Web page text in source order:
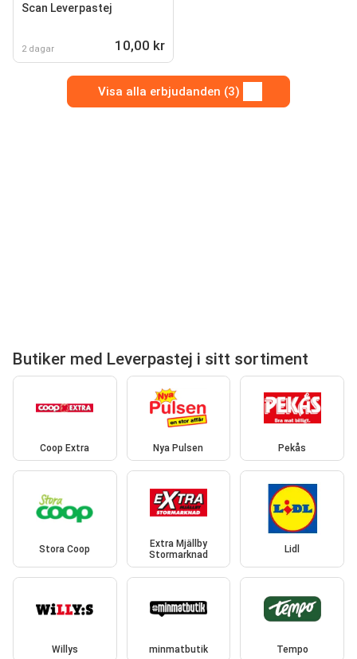
Scan Leverpastej
2 dagar 10,00 kr
Visa alla erbjudanden (3)
Butiker med Leverpastej i sitt sortiment
Coop Extra Nya Pulsen Pekås
Stora Coop
Extra Mjällby
Stormarknad
Lidl
Willys minmatbutik Tempo